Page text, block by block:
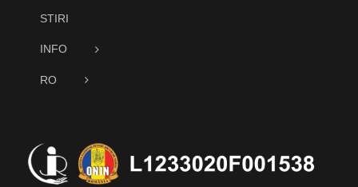
STIRI
INFO
RO